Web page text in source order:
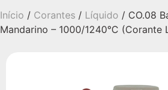
Início / Corantes / Líquido / CO.08
Mandarino – 1000/1240°C (Corante